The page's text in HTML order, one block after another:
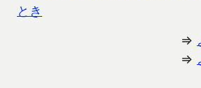
とき
⇒
⇒